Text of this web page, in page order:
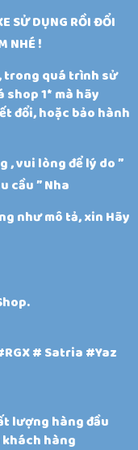
SỬ DỤNG RỒI ĐỔI
NHÉ !
trong quá trình sử
1* mà hãy
đổi, hoặc bảo hành
, vui lòng để lý do ”
cầu ” Nha
như mô tả, xin Hãy
# Satria #Yaz
lượng hàng đầu
hàng